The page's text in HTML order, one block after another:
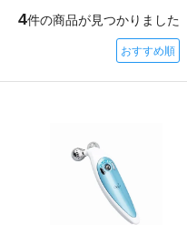
4件の商品が見つかりました
おすすめ順